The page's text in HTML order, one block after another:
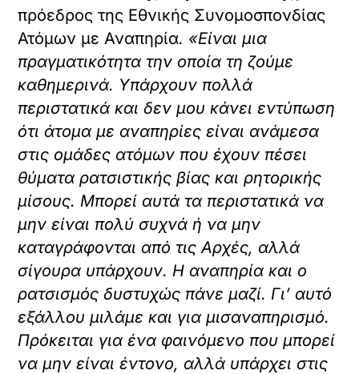
πρόεδρος της Εθνικής Συνομοσπονδίας
Ατόμων με Αναπηρία. «Είναι μια
πραγματικότητα την οποία τη ζούμε
καθημερινά. Υπάρχουν πολλά
περιστατικά και δεν μου κάνει εντύπωση
ότι άτομα με αναπηρίες είναι ανάμεσα
στις ομάδες ατόμων που έχουν πέσει
θύματα ρατσιστικής βίας και ρητορικής
μίσους. Μπορεί αυτά τα περιστατικά να
μην είναι πολύ συχνά ή να μην
καταγράφονται από τις Αρχές, αλλά
σίγουρα υπάρχουν. Η αναπηρία και ο
ρατσισμός δυστυχώς πάνε μαζί. Γι’ αυτό
εξάλλου μιλάμε και για μισαναπηρισμό.
Πρόκειται για ένα φαινόμενο που μπορεί
να μην είναι έντονο, αλλά υπάρχει στις